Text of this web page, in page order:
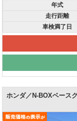
年式
走行距離
車検満了日
ホンダ／N-BOXベー